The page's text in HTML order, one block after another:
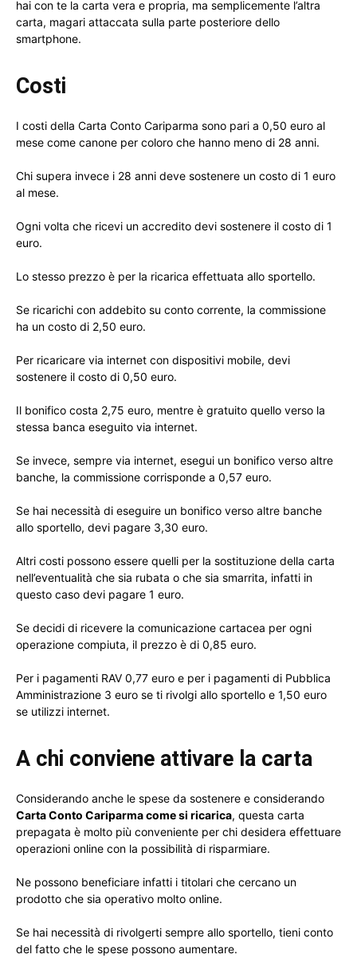
hai con te la carta vera e propria, ma semplicemente l’altra
carta, magari attaccata sulla parte posteriore dello
smartphone.
Costi
I costi della Carta Conto Cariparma sono pari a 0,50 euro al
mese come canone per coloro che hanno meno di 28 anni.
Chi supera invece i 28 anni deve sostenere un costo di 1 euro
al mese.
Ogni volta che ricevi un accredito devi sostenere il costo di 1
euro.
Lo stesso prezzo è per la ricarica effettuata allo sportello.
Se ricarichi con addebito su conto corrente, la commissione
ha un costo di 2,50 euro.
Per ricaricare via internet con dispositivi mobile, devi
sostenere il costo di 0,50 euro.
Il bonifico costa 2,75 euro, mentre è gratuito quello verso la
stessa banca eseguito via internet.
Se invece, sempre via internet, esegui un bonifico verso altre
banche, la commissione corrisponde a 0,57 euro.
Se hai necessità di eseguire un bonifico verso altre banche
allo sportello, devi pagare 3,30 euro.
Altri costi possono essere quelli per la sostituzione della carta
nell’eventualità che sia rubata o che sia smarrita, infatti in
questo caso devi pagare 1 euro.
Se decidi di ricevere la comunicazione cartacea per ogni
operazione compiuta, il prezzo è di 0,85 euro.
Per i pagamenti RAV 0,77 euro e per i pagamenti di Pubblica
Amministrazione 3 euro se ti rivolgi allo sportello e 1,50 euro
se utilizzi internet.
A chi conviene attivare la carta
Considerando anche le spese da sostenere e considerando
Carta Conto Cariparma come si ricarica, questa carta
prepagata è molto più conveniente per chi desidera effettuare
operazioni online con la possibilità di risparmiare.
Ne possono beneficiare infatti i titolari che cercano un
prodotto che sia operativo molto online.
Se hai necessità di rivolgerti sempre allo sportello, tieni conto
del fatto che le spese possono aumentare.